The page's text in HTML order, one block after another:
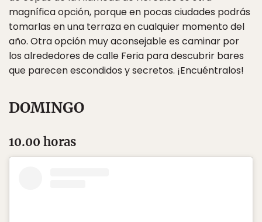
magnífica opción, porque en pocas ciudades podrás
tomarlas en una terraza en cualquier momento del
año. Otra opción muy aconsejable es caminar por
los alrededores de calle Feria para descubrir bares
que parecen escondidos y secretos. ¡Encuéntralos!
DOMINGO
10.00 horas